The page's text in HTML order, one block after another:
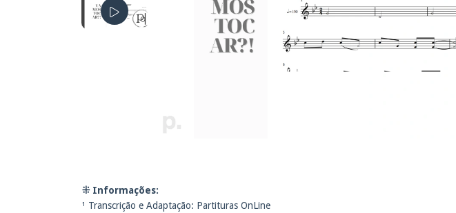
⁜ Informações:
¹ Transcrição e Adaptação: Partituras OnLine